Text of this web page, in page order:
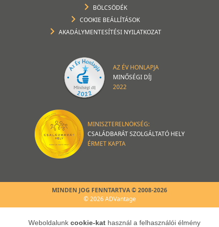
BÖLCSÖDÉK
COOKIE BEÁLLÍTÁSOK
AKADÁLYMENTESÍTÉSI NYILATKOZAT
AZ ÉV HONLAPJA
MINŐSÉGI DÍJ
2022
MINISZTERELNÖKSÉG:
CSALÁDBARÁT SZOLGÁLTATÓ HELY
ÉRMET KAPTA
MINDEN JOG FENNTARTVA © 2008-2026
© 2026 ADVantage
Weboldalunk cookie-kat használ a felhasználói élmény